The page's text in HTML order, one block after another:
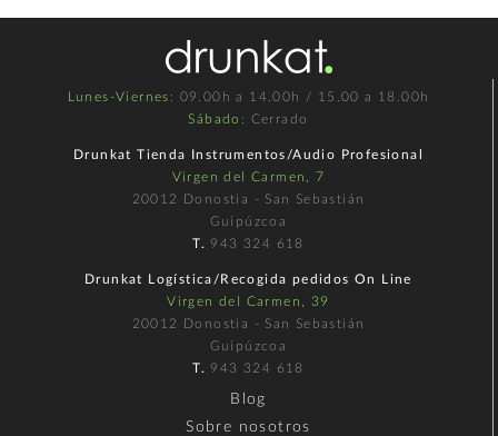
Lunes-Viernes : 09.00h a 14.00h / 15.00 a 18.00h
Sábado : Cerrado
Drunkat Tienda Instrumentos/Audio Profesional
Virgen del Carmen, 7
20012 Donostia - San Sebastián
Guipúzcoa
T. 943 324 618
Drunkat Logística/Recogida pedidos On Line
Virgen del Carmen, 39
20012 Donostia - San Sebastián
Guipúzcoa
T. 943 324 618
Blog
Sobre nosotros